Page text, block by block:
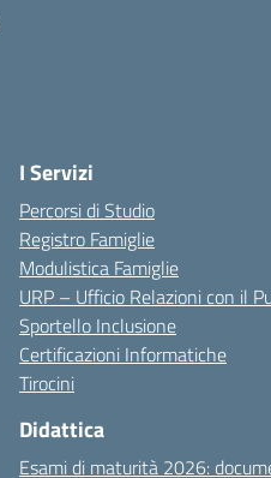
I Servizi
Percorsi di Studio
Registro Famiglie
Modulistica Famiglie
URP – Ufficio Relazioni con il
Sportello Inclusione
Certificazioni Informatiche
Tirocini
Didattica
Esami di maturità 2026: